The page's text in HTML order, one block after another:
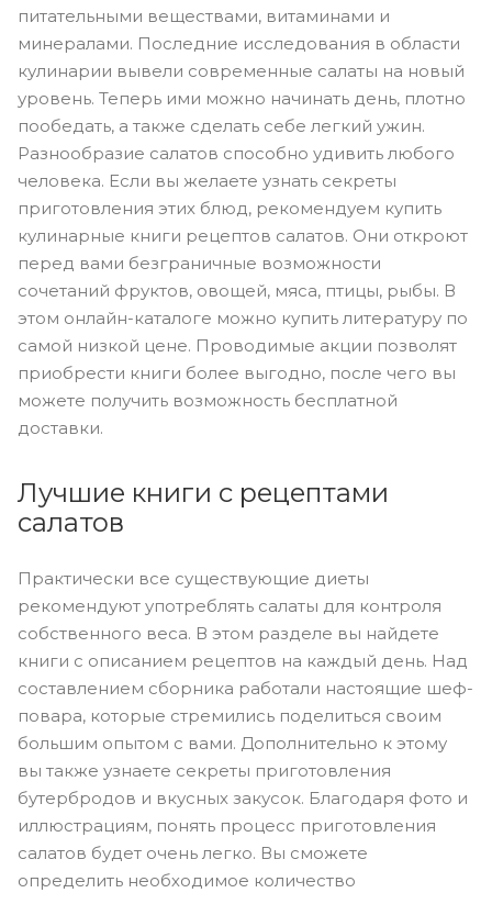
питательными веществами, витаминами и
минералами. Последние исследования в области
кулинарии вывели современные салаты на новый
уровень. Теперь ими можно начинать день, плотно
пообедать, а также сделать себе легкий ужин.
Разнообразие салатов способно удивить любого
человека. Если вы желаете узнать секреты
приготовления этих блюд, рекомендуем купить
кулинарные книги рецептов салатов. Они откроют
перед вами безграничные возможности
сочетаний фруктов, овощей, мяса, птицы, рыбы. В
этом онлайн-каталоге можно купить литературу по
самой низкой цене. Проводимые акции позволят
приобрести книги более выгодно, после чего вы
можете получить возможность бесплатной
доставки.
Лучшие книги с рецептами
салатов
Практически все существующие диеты
рекомендуют употреблять салаты для контроля
собственного веса. В этом разделе вы найдете
книги с описанием рецептов на каждый день. Над
составлением сборника работали настоящие шеф-
повара, которые стремились поделиться своим
большим опытом с вами. Дополнительно к этому
вы также узнаете секреты приготовления
бутербродов и вкусных закусок. Благодаря фото и
иллюстрациям, понять процесс приготовления
салатов будет очень легко. Вы сможете
определить необходимое количество